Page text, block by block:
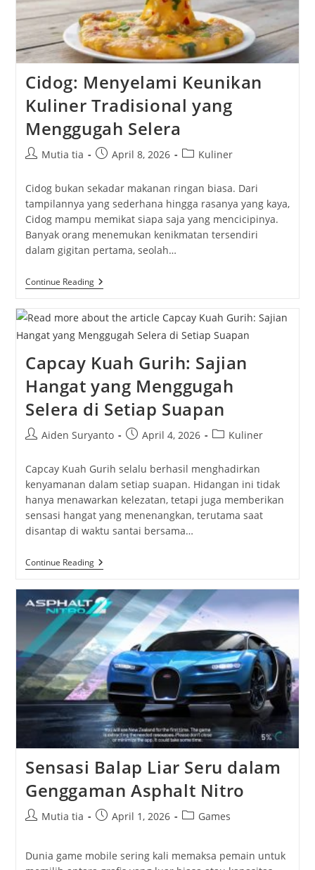
Cidog: Menyelami Keunikan
Kuliner Tradisional yang
Menggugah Selera
PostMutia tia
PostApril 8, 2026
PostKuliner
Cidog bukan sekadar makanan ringan biasa. Dari
tampilannya yang sederhana hingga rasanya yang kaya,
Cidog mampu memikat siapa saja yang mencicipinya.
Banyak orang menemukan kenikmatan tersendiri
dalam gigitan pertama, seolah…
Continue ReadingCidog:
Menyelami
Kuliner
Yang
Selera
Capcay Kuah Gurih: Sajian
Hangat yang Menggugah
Selera di Setiap Suapan
PostAiden Suryanto
PostApril 4, 2026
PostKuliner
Capcay Kuah Gurih selalu berhasil menghadirkan
kenyamanan dalam setiap suapan. Hidangan ini tidak
hanya menawarkan kelezatan, tetapi juga memberikan
sensasi hangat yang menenangkan, terutama saat
disantap di waktu santai bersama…
Continue ReadingCapcay
Kuah
Sajian
Hangat
Yang
Menggugah
Selera
Di
Setiap
Suapan
Sensasi Balap Liar Seru dalam
Genggaman Asphalt Nitro
PostMutia tia
PostApril 1, 2026
PostGames
Dunia game mobile sering kali memaksa pemain untuk